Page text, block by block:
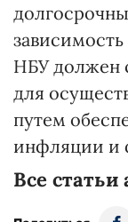
НБУ должен
для
путем
инфляции и
Все статьи